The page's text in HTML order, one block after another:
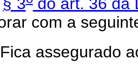
com a
Fica assegurado